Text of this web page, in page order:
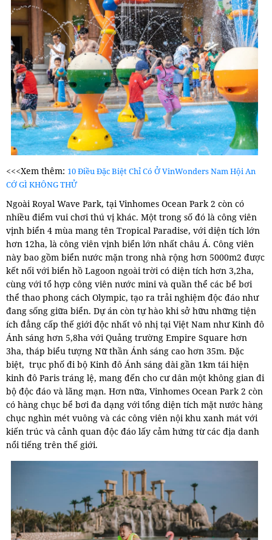
<<<Xem thêm: 10 Điều Đặc Biệt Chỉ Có Ở VinWonders Nam Hội An
CỚ GÌ KHÔNG THỬ
Ngoài Royal Wave Park, tại Vinhomes Ocean Park 2 còn có
nhiều điểm vui chơi thú vị khác. Một trong số đó là công viên
vịnh biển 4 mùa mang tên Tropical Paradise, với diện tích lớn
hơn 12ha, là công viên vịnh biển lớn nhất châu Á. Công viên
này bao gồm biển nước mặn trong nhà rộng hơn 5000m2 được
kết nối với biển hồ Lagoon ngoài trời có diện tích hơn 3,2ha,
cùng với tổ hợp công viên nước mini và quần thể các bể bơi
thể thao phong cách Olympic, tạo ra trải nghiệm độc đáo như
đang sống giữa biển. Dự án còn tự hào khi sở hữu những tiện
ích đẳng cấp thế giới độc nhất vô nhị tại Việt Nam như Kinh đô
Ánh sáng hơn 5,8ha với Quảng trường Empire Square hơn
3ha, tháp biểu tượng Nữ thần Ánh sáng cao hơn 35m. Đặc
biệt, trục phố đi bộ Kinh đô Ánh sáng dài gần 1km tái hiện
kinh đô Paris tráng lệ, mang đến cho cư dân một không gian đi
bộ độc đáo và lãng mạn. Hơn nữa, Vinhomes Ocean Park 2 còn
có hàng chục bể bơi đa dạng với tổng diện tích mặt nước hàng
chục nghìn mét vuông và các công viên nội khu xanh mát với
kiến trúc và cảnh quan độc đáo lấy cảm hứng từ các địa danh
nổi tiếng trên thế giới.